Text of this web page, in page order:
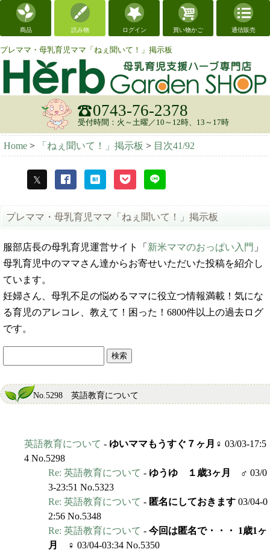
商品 読み物 ログイン 買い物かご 通信販売
プレママ・母乳育児ママ「ねぇ聞いて！」掲示板
0743-76-2378
受付時間：火～土曜／10～12時、13～17時
Home > 「ねぇ聞いて！」掲示板 > 目次41/92
プレママ・母乳育児ママ「ねぇ聞いて！」掲示板
服部店長の母乳育児運営サイト「 新米ママのおっぱい入門 」
母乳育児中のママさん達からお寄せいただいた投稿を紹介し
ています。
妊婦さん、母乳不足の悩めるママに役立つ情報満載！気にな
る育児のアレコレ、教えて！困った！6800件以上の過去ログ
です。
No.5298 英語教育について
英語教育について - ゆいママもうすぐ７ヶ月♀ 03/03-17:5
4 No.5298
Re: 英語教育について - ゆうゆ １歳3ヶ月 ♂ 03/0
3-23:51 No.5323
Re: 英語教育について - 匿名にしておきます 03/04-0
2:56 No.5348
Re: 英語教育について - 今回は匿名で・・・ 1歳1ヶ
月 ♀ 03/04-03:34 No.5350